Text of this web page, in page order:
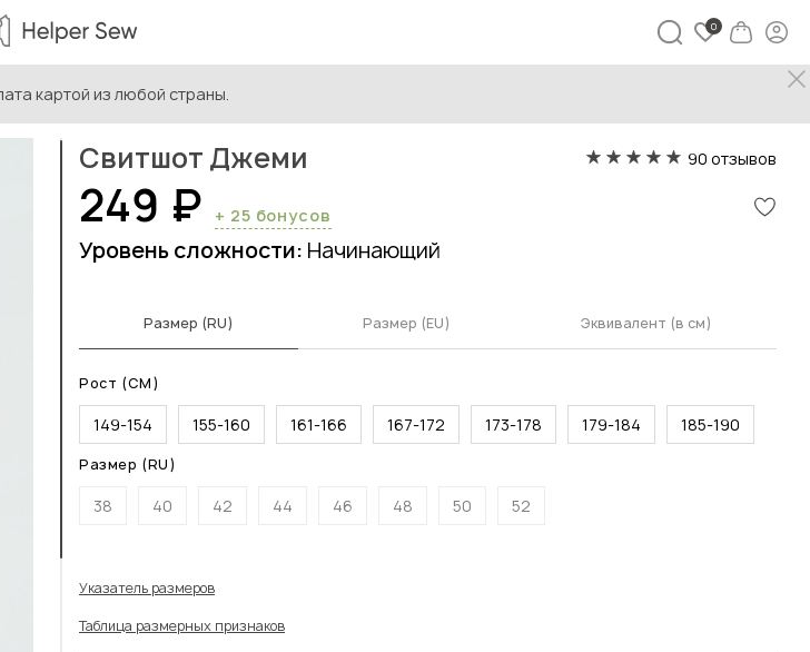
картой из любой страны.
/ Свитшот Джеми
Свитшот Джеми 90 отзывов
249 ₽ + 25 бонусов
Уровень сложности: Начинающий
Размер (RU) Размер (EU) Эквивалент (в см)
Рост (СМ)
149-154 155-160 161-166 167-172 173-178 179-184 185-190
Размер (RU)
38 40 42 44 46 48 50 52
Указатель размеров
Таблица размерных признаков